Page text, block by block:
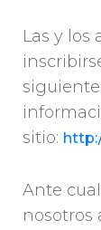
Las y los
siguiente
sitio:
Ante
nosotros